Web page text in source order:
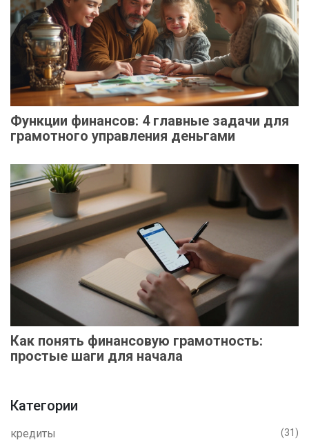
Функции финансов: 4 главные задачи для
грамотного управления деньгами
Как понять финансовую грамотность:
простые шаги для начала
Категории
кредиты (31)